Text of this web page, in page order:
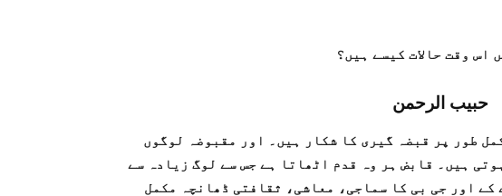
اس وقت حالات کیسے ہیں؟
حبیب الرحمن
طور پر قبضہ گیری کا شکار ہیں۔ اور مقبوضہ لوگوں
ہیں۔ قابض ہر وہ قدم اٹھاتا ہے جس سے لوگ زیادہ سے
اور جی بی کا سماجی، معاشی، ثقافتی ڈھانچہ مکمل